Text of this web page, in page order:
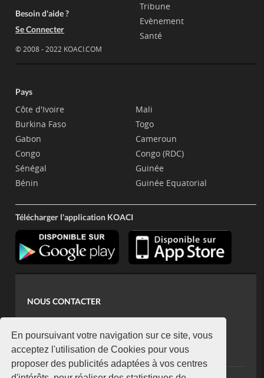
En poursuivant votre navigation sur ce site, vous
acceptez l'utilisation de Cookies pour vous
proposer des publicités adaptées à vos centres
Besoin d'aide ?
Se Connecter
© 2008 - 2022 KOACI.COM
Tribune
Evènement
Santé
Pays
Côte d'Ivoire
Burkina Faso
Gabon
Congo
Sénégal
Bénin
Mali
Togo
Cameroun
Congo (RDC)
Guinée
Guinée Equatorial
Télécharger l'application KOACI
NOUS CONTACTER
koaci@yahoo.fr
+225 07 08 85 52 93